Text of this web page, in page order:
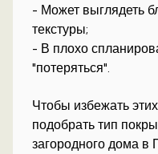
- Может выглядеть
текстуры;
- В плохо
"потеряться".
Чтобы избежать
подобрать тип
загородного дома в